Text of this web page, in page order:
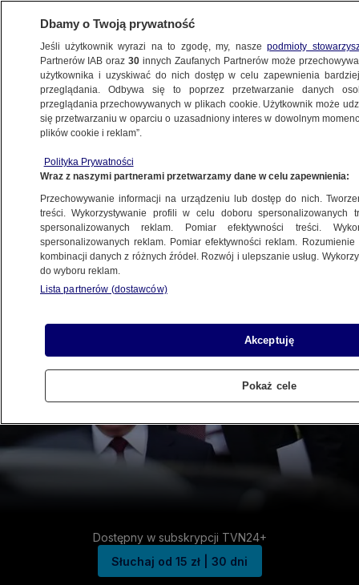
Dostępny w subskrypcji TVN24+
Słuchaj od 15 zł | 30 dni
Dbamy o Twoją prywatność
Jeśli użytkownik wyrazi na to zgodę, my, naszepodmioty
Partnerów IAB oraz30 innych Zaufanych Partnerów może
użytkownika i uzyskiwać do nich dostęp w celu zapewnienia
przeglądania. Odbywa się to poprzez przetwarzanie danych
przeglądania przechowywanych w plikach cookie. Użytkownik może
się przetwarzaniu w oparciu o uzasadniony interes w dowolnym
plików cookie i reklam”.
Polityka Prywatności
Wraz z naszymi partnerami przetwarzamy dane w celu zapewnienia:
Przechowywanie informacji na urządzeniu lub dostęp do nich.
treści. Wykorzystywanie profili w celu doboru spersonalizowanych
spersonalizowanych reklam. Pomiar efektywności treści.
spersonalizowanych reklam. Pomiar efektywności reklam.
kombinacji danych z różnych źródeł. Rozwój i ulepszanie usług.
do wyboru reklam.
Lista partnerów (dostawców)
Akceptuję
Pokaż cele